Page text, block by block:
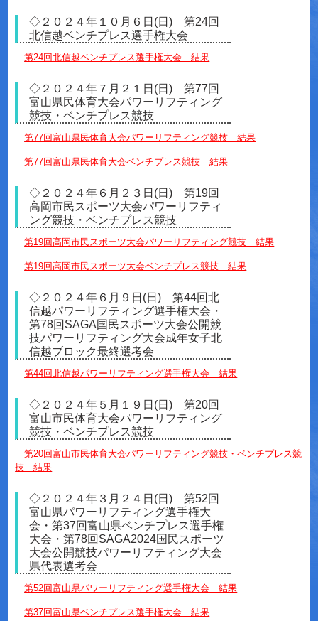
◇２０２４年１０月６日(日) 第24回
北信越ベンチプレス選手権大会
第24回北信越ベンチプレス選手権大会 結果
◇２０２４年７月２１日(日) 第77回
富山県民体育大会パワーリフティング
競技・ベンチプレス競技
第77回富山県民体育大会パワーリフティング競技 結果
第77回富山県民体育大会ベンチプレス競技 結果
◇２０２４年６月２３日(日) 第19回
高岡市民スポーツ大会パワーリフティ
ング競技・ベンチプレス競技
第19回高岡市民スポーツ大会パワーリフティング競技 結果
第19回高岡市民スポーツ大会ベンチプレス競技 結果
◇２０２４年６月９日(日) 第44回北
信越パワーリフティング選手権大会・
第78回SAGA国民スポーツ大会公開競
技パワーリフティング大会成年女子北
信越ブロック最終選考会
第44回北信越パワーリフティング選手権大会 結果
◇２０２４年５月１９日(日) 第20回
富山市民体育大会パワーリフティング
競技・ベンチプレス競技
第20回富山市民体育大会パワーリフティング競技・ベンチプレス競
技 結果
◇２０２４年３月２４日(日) 第52回
富山県パワーリフティング選手権大
会・第37回富山県ベンチプレス選手権
大会・第78回SAGA2024国民スポーツ
大会公開競技パワーリフティング大会
県代表選考会
第52回富山県パワーリフティング選手権大会 結果
第37回富山県ベンチプレス選手権大会 結果